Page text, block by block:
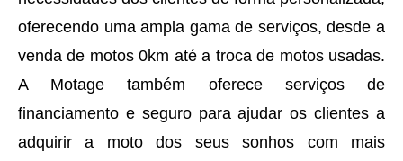
oferecendo uma ampla gama de serviços, desde a
venda de motos 0km até a troca de motos usadas.
A Motage também oferece serviços de
financiamento e seguro para ajudar os clientes a
adquirir a moto dos seus sonhos com mais